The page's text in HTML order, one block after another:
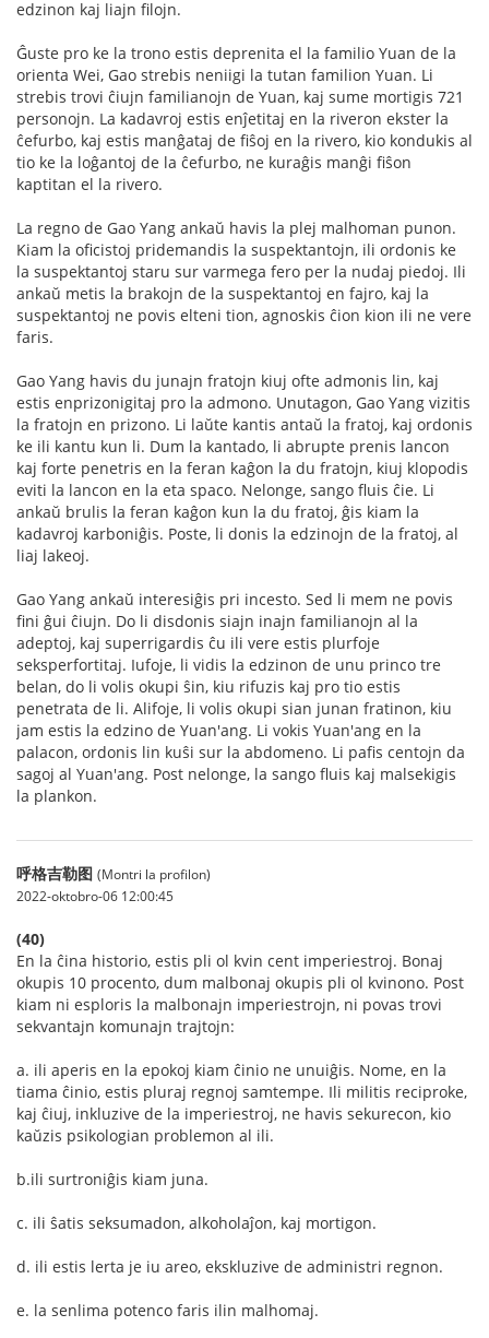
edzinon kaj liajn filojn.
Ĝuste pro ke la trono estis deprenita el la familio Yuan de la
orienta Wei, Gao strebis neniigi la tutan familion Yuan. Li
strebis trovi ĉiujn familianojn de Yuan, kaj sume mortigis 721
personojn. La kadavroj estis enĵetitaj en la riveron ekster la
ĉefurbo, kaj estis manĝataj de fiŝoj en la rivero, kio kondukis al
tio ke la loĝantoj de la ĉefurbo, ne kuraĝis manĝi fiŝon
kaptitan el la rivero.
La regno de Gao Yang ankaŭ havis la plej malhoman punon.
Kiam la oficistoj pridemandis la suspektantojn, ili ordonis ke
la suspektantoj staru sur varmega fero per la nudaj piedoj. Ili
ankaŭ metis la brakojn de la suspektantoj en fajro, kaj la
suspektantoj ne povis elteni tion, agnoskis ĉion kion ili ne vere
faris.
Gao Yang havis du junajn fratojn kiuj ofte admonis lin, kaj
estis enprizonigitaj pro la admono. Unutagon, Gao Yang vizitis
la fratojn en prizono. Li laŭte kantis antaŭ la fratoj, kaj ordonis
ke ili kantu kun li. Dum la kantado, li abrupte prenis lancon
kaj forte penetris en la feran kaĝon la du fratojn, kiuj klopodis
eviti la lancon en la eta spaco. Nelonge, sango fluis ĉie. Li
ankaŭ brulis la feran kaĝon kun la du fratoj, ĝis kiam la
kadavroj karboniĝis. Poste, li donis la edzinojn de la fratoj, al
liaj lakeoj.
Gao Yang ankaŭ interesiĝis pri incesto. Sed li mem ne povis
fini ĝui ĉiujn. Do li disdonis siajn inajn familianojn al la
adeptoj, kaj superrigardis ĉu ili vere estis plurfoje
seksperfortitaj. Iufoje, li vidis la edzinon de unu princo tre
belan, do li volis okupi ŝin, kiu rifuzis kaj pro tio estis
penetrata de li. Alifoje, li volis okupi sian junan fratinon, kiu
jam estis la edzino de Yuan'ang. Li vokis Yuan'ang en la
palacon, ordonis lin kuŝi sur la abdomeno. Li pafis centojn da
sagoj al Yuan'ang. Post nelonge, la sango fluis kaj malsekigis
la plankon.
呼格吉勒图 (Montri la profilon)
2022-oktobro-06 12:00:45
(40)
En la ĉina historio, estis pli ol kvin cent imperiestroj. Bonaj
okupis 10 procento, dum malbonaj okupis pli ol kvinono. Post
kiam ni esploris la malbonajn imperiestrojn, ni povas trovi
sekvantajn komunajn trajtojn:
a. ili aperis en la epokoj kiam ĉinio ne unuiĝis. Nome, en la
tiama ĉinio, estis pluraj regnoj samtempe. Ili militis reciproke,
kaj ĉiuj, inkluzive de la imperiestroj, ne havis sekurecon, kio
kaŭzis psikologian problemon al ili.
b.ili surtroniĝis kiam juna.
c. ili ŝatis seksumadon, alkoholaĵon, kaj mortigon.
d. ili estis lerta je iu areo, ekskluzive de administri regnon.
e. la senlima potenco faris ilin malhomaj.